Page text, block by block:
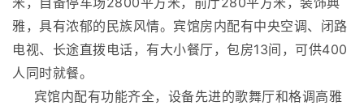
雅，具有浓郁的民族风情。宾馆房内配有中央空调、闭路
电视、长途直拨电话，有大小餐厅，包房13间，可供400
人同时就餐。
宾馆内配有功能齐全，设备先进的歌舞厅和格调高雅